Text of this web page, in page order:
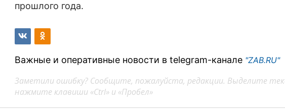
прошлого года.
Важные и оперативные новости в telegram-канале "ZAB.RU"
Заметили ошибку? Сообщите, пожалуйста, редакции. Выделите
нажмите клавиши «Ctrl» и «Пробел»